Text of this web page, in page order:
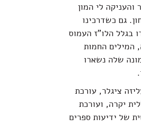
והעניקה לי המון
גם כשדרכינו
בגלל הלו"ז העמוס
המילים החמות
שלה נשארו
ציגלר, עורכת
יקרה, ועורכת
של ידיעות ספרים